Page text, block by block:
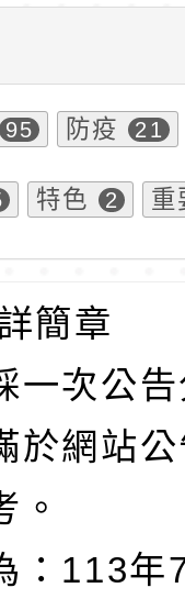
95 防疫 21
特色 2 重
簡章
一次公
於網站
。
： 113年